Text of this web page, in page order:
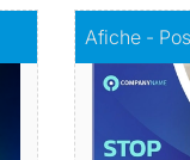
Afiche -
Comprar